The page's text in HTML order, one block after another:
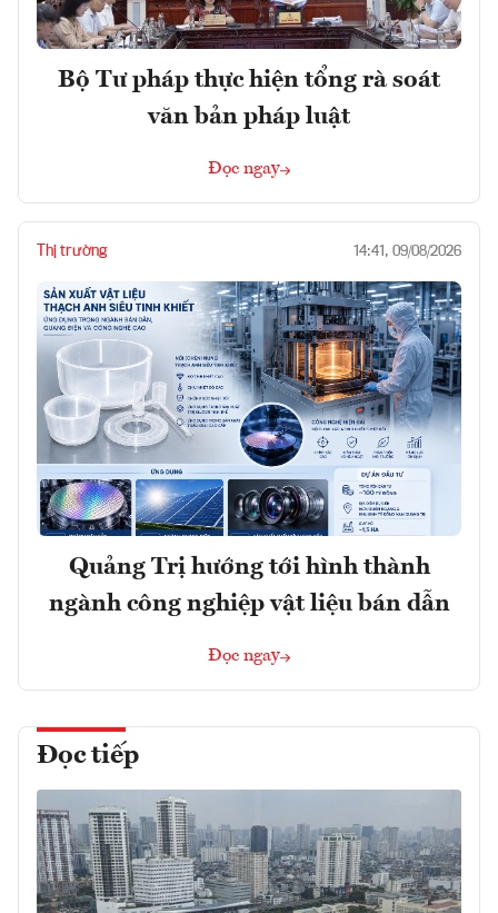
Bộ Tư pháp thực hiện tổng rà soát
văn bản pháp luật
Đọc ngay
Thị trường 14:41, 09/08/2026
Quảng Trị hướng tới hình thành
ngành công nghiệp vật liệu bán dẫn
Đọc ngay
Đọc tiếp